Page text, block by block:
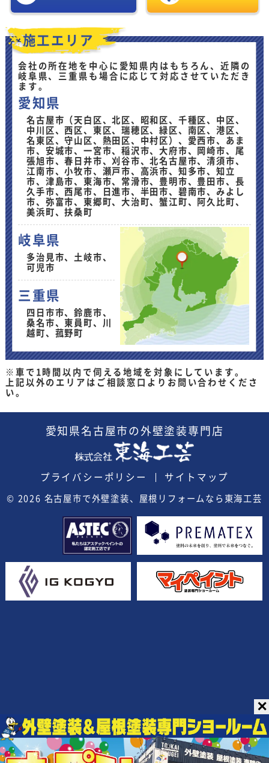
施工エリア
会社の所在地を中心に愛知県内はもちろん、近隣の
岐阜県、三重県も場合に応じて対応させていただき
ます。
愛知県
名古屋市（天白区、北区、昭和区、千種区、中区、
中川区、西区、東区、瑞穂区、緑区、南区、港区、
名東区、守山区、熱田区、中村区）、愛西市、あま
市、安城市、一宮市、稲沢市、大府市、岡崎市、尾
張旭市、春日井市、刈谷市、北名古屋市、清須市、
江南市、小牧市、瀬戸市、高浜市、知多市、知立
市、津島市、東海市、常滑市、豊明市、豊田市、長
久手市、西尾市、日進市、半田市、碧南市、みよし
市、弥富市、東郷町、大治町、蟹江町、阿久比町、
美浜町、扶桑町
岐阜県
多治見市、土岐市、
可児市
三重県
四日市市、鈴鹿市、
桑名市、東員町、川
越町、菰野町
※車で1時間以内で伺える地域を対象にしています。
上記以外のエリアはご相談窓口よりお問い合わせくださ
い。
愛知県名古屋市の外壁塗装 専門店
プライバシーポリシー サイトマップ
© 2026 名古屋市で外壁塗装、屋根リフォームなら東海工芸
✕